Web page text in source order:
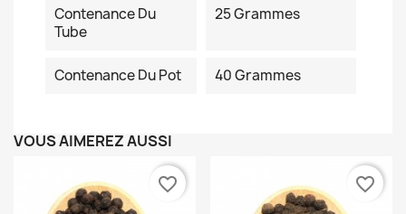
Contenance Du
Tube
25 Grammes
Contenance Du Pot 40 Grammes
VOUS AIMEREZ AUSSI
favorite_border favorite_border